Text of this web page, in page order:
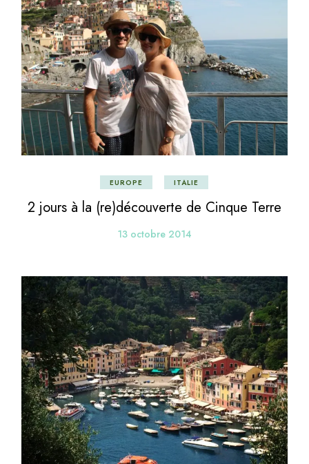
EUROPE ITALIE
2 jours à la (re)découverte de Cinque Terre
13 octobre 2014